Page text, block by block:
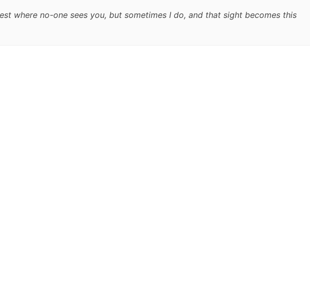
where no-one sees you, but sometimes I do, and that sight becomes this